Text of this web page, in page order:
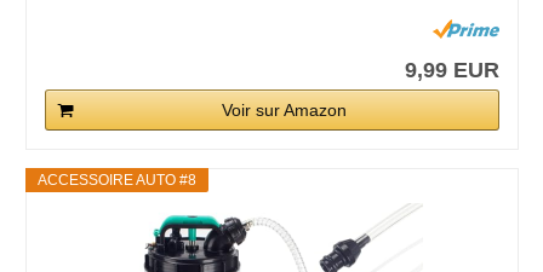
9,99 EUR
Voir sur Amazon
ACCESSOIRE AUTO #8